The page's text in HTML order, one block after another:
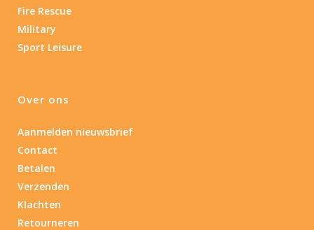
Fire Rescue
Military
Sport Leisure
Over ons
Aanmelden nieuwsbrief
Contact
Betalen
Verzenden
Klachten
Retourneren